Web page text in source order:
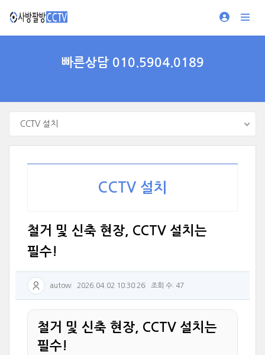
빠른상담 010.5904.0189
CCTV 설치
CCTV 설치
철거 및 신축 현장, CCTV 설치는
필수!
autow 2026.04.02 10:30:26 조회 수: 47
철거 및 신축 현장, CCTV 설치는
필수!